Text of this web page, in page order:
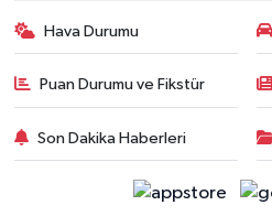
Hava Durumu
Puan Durumu ve Fikstür
Son Dakika Haberleri